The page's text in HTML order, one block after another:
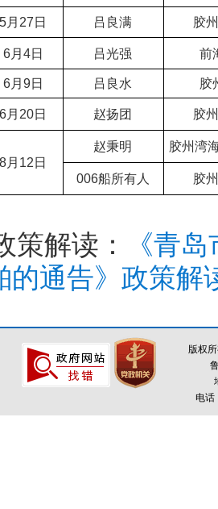
5月27日 吕良满 胶
6月4日 吕光强 前
6月9日 吕良水 胶
6月20日 赵扬团 胶
8月12日
赵秉明 胶州湾
006船所有人 胶
策解读：
《青
的通告》政策解
版权
电话